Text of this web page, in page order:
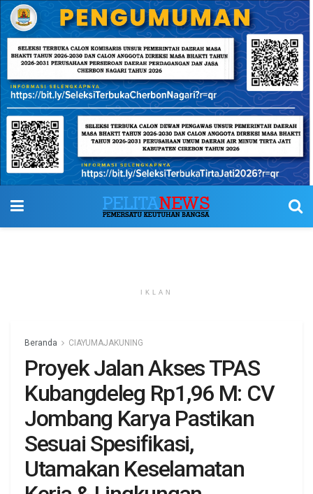
IKLAN
Beranda CIAYUMAJAKUNING
Proyek Jalan Akses TPAS
Kubangdeleg Rp1,96 M: CV
Jombang Karya Pastikan
Sesuai Spesifikasi,
Utamakan Keselamatan